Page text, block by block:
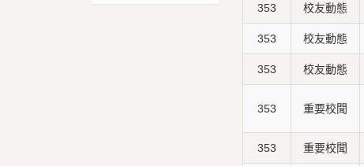
353 校友動態
353 校友動態
353 校友動態
353 重要校聞
353 重要校聞